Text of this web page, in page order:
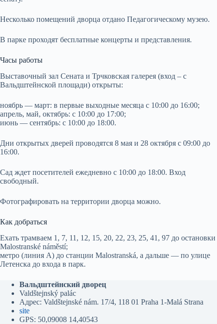
Несколько помещений дворца отдано Педагогическому музею.
В парке проходят бесплатные концерты и представления.
Часы работы
Выставочный зал Сената и Трчковская галерея (вход – с
Вальдштейнской площади) открыты:
ноябрь — март: в первые выходные месяца с 10:00 до 16:00;
апрель, май, октябрь: с 10:00 до 17:00;
июнь — сентябрь: с 10:00 до 18:00.
Дни открытых дверей проводятся 8 мая и 28 октября с 09:00 до
16:00.
Сад ждет посетителей ежедневно с 10:00 до 18:00. Вход
свободный.
Фотографировать на территории дворца можно.
Как добраться
Ехать трамваем 1, 7, 11, 12, 15, 20, 22, 23, 25, 41, 97 до остановки
Malostranské náměstí;
метро (линия А) до станции Malostranská, а дальше — по улице
Летенска до входа в парк.
Вальдштейнский дворец
Valdštejnský palác
Адрес: Valdštejnské nám. 17/4, 118 01 Praha 1-Malá Strana
site
GPS: 50,09008 14,40543